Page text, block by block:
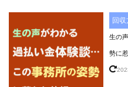
回収
生の
勢に